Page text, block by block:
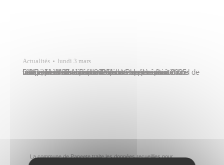
Actualités lundi 3 mars
Le conseil municipal de Papeete s’est réuni à l’hôtel de ville le jeudi 27 février 2025 sous la présidence du maire, M. Michel Buillard. L’ordre du jour était notamment dominé par le débat sur les orientations budgétaires de la commune de Papeete pour 2025. DOB : finances communales saines La situation financière de la commune de…
La commune de Papeete traite les données recueillies pour